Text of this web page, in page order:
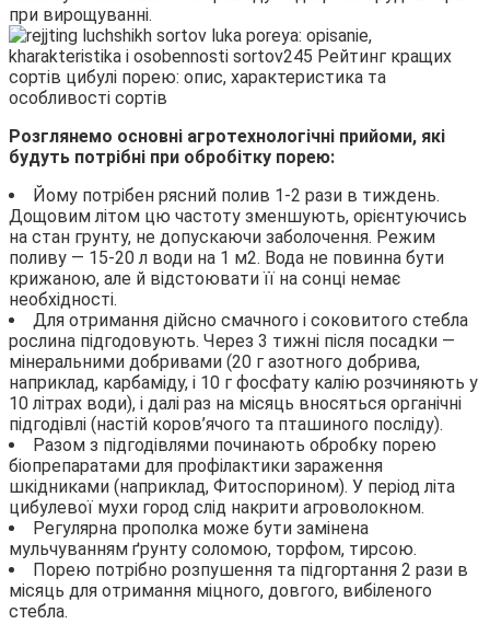
при вирощуванні.
Розглянемо основні агротехнологічні прийоми, які
будуть потрібні при обробітку порею:
Йому потрібен рясний полив 1-2 рази в тиждень.
Дощовим літом цю частоту зменшують, орієнтуючись
на стан грунту, не допускаючи заболочення. Режим
поливу — 15-20 л води на 1 м2. Вода не повинна бути
крижаною, але й відстоювати її на сонці немає
необхідності.
Для отримання дійсно смачного і соковитого стебла
рослина підгодовують. Через 3 тижні після посадки —
мінеральними добривами (20 г азотного добрива,
наприклад, карбаміду, і 10 г фосфату калію розчиняють у
10 літрах води), і далі раз на місяць вносяться органічні
підгодівлі (настій коров’ячого та пташиного посліду).
Разом з підгодівлями починають обробку порею
біопрепаратами для профілактики зараження
шкідниками (наприклад, Фитоспорином). У період літа
цибулевої мухи город слід накрити агроволокном.
Регулярна прополка може бути замінена
мульчуванням ґрунту соломою, торфом, тирсою.
Порею потрібно розпушення та підгортання 2 рази в
місяць для отримання міцного, довгого, вибіленого
стебла.